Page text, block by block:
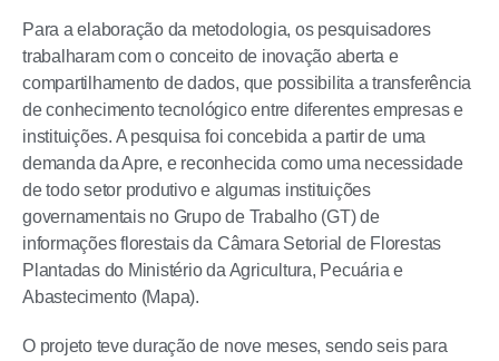
Para a elaboração da metodologia, os pesquisadores
trabalharam com o conceito de inovação aberta e
compartilhamento de dados, que possibilita a transferência
de conhecimento tecnológico entre diferentes empresas e
instituições. A pesquisa foi concebida a partir de uma
demanda da Apre, e reconhecida como uma necessidade
de todo setor produtivo e algumas instituições
governamentais no Grupo de Trabalho (GT) de
informações florestais da Câmara Setorial de Florestas
Plantadas do Ministério da Agricultura, Pecuária e
Abastecimento (Mapa).
O projeto teve duração de nove meses, sendo seis para